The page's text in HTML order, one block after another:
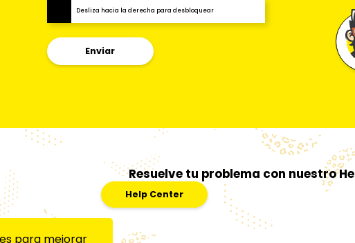
Desliza hacia la derecha para desbloquear
Enviar
Resuelve tu problema con nuestro
Help Center
para mejorar